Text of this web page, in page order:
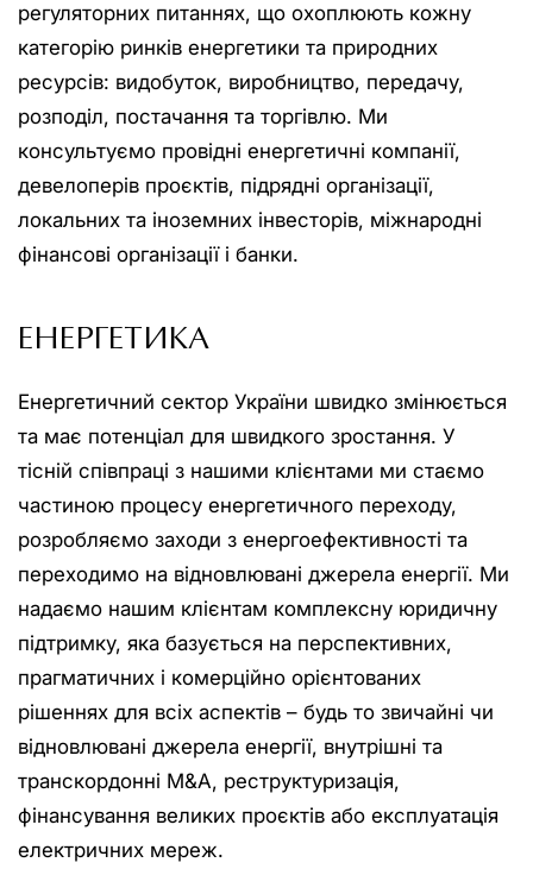
регуляторних питаннях, що охоплюють кожну
категорію ринків енергетики та природних
ресурсів: видобуток, виробництво, передачу,
розподіл, постачання та торгівлю. Ми
консультуємо провідні енергетичні компанії,
девелоперів проєктів, підрядні організації,
локальних та іноземних інвесторів, міжнародні
фінансові організації і банки.
ЕНЕРГЕТИКА
Енергетичний сектор України швидко змінюється
та має потенціал для швидкого зростання. У
тісній співпраці з нашими клієнтами ми стаємо
частиною процесу енергетичного переходу,
розробляємо заходи з енергоефективності та
переходимо на відновлювані джерела енергії. Ми
надаємо нашим клієнтам комплексну юридичну
підтримку, яка базується на перспективних,
прагматичних і комерційно орієнтованих
рішеннях для всіх аспектів – будь то звичайні чи
відновлювані джерела енергії, внутрішні та
транскордонні M&A, реструктуризація,
фінансування великих проєктів або експлуатація
електричних мереж.